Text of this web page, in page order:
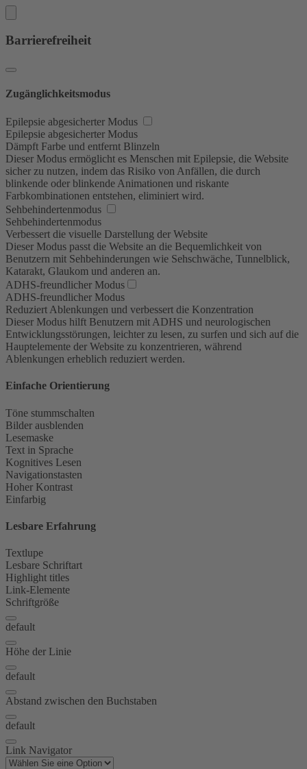
Barrierefreiheit
Zugänglichkeitsmodus
Epilepsie abgesicherter Modus
Epilepsie abgesicherter Modus
Dämpft Farbe und entfernt Blinzeln
Dieser Modus ermöglicht es Menschen mit Epilepsie, die Website
sicher zu nutzen, indem das Risiko von Anfällen, die durch
blinkende oder blinkende Animationen und riskante
Farbkombinationen entstehen, eliminiert wird.
Sehbehindertenmodus
Sehbehindertenmodus
Verbessert die visuelle Darstellung der Website
Dieser Modus passt die Website an die Bequemlichkeit von
Benutzern mit Sehbehinderungen wie Sehschwäche, Tunnelblick,
Katarakt, Glaukom und anderen an.
ADHS-freundlicher Modus
ADHS-freundlicher Modus
Reduziert Ablenkungen und verbessert die Konzentration
Dieser Modus hilft Benutzern mit ADHS und neurologischen
Entwicklungsstörungen, leichter zu lesen, zu surfen und sich auf die
Hauptelemente der Website zu konzentrieren, während
Ablenkungen erheblich reduziert werden.
Einfache Orientierung
Töne stummschalten
Bilder ausblenden
Lesemaske
Text in Sprache
Kognitives Lesen
Navigationstasten
Hoher Kontrast
Einfarbig
Lesbare Erfahrung
Textlupe
Lesbare Schriftart
Highlight titles
Link-Elemente
Schriftgröße
default
Höhe der Linie
default
Abstand zwischen den Buchstaben
default
Link Navigator